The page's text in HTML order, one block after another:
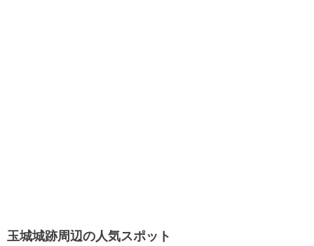
玉城城跡周辺の人気スポット